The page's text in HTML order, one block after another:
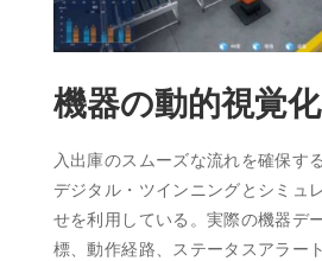
機器の動的視覚化
入出庫のスムーズな流れを確保す
デジタル・ツインニングとシミュ
せを利用している。実際の機器デ
標、動作経路、ステータスアラー